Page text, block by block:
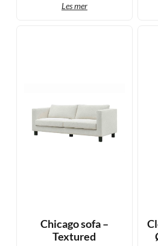
Les mer
Chicago sofa –
Textured